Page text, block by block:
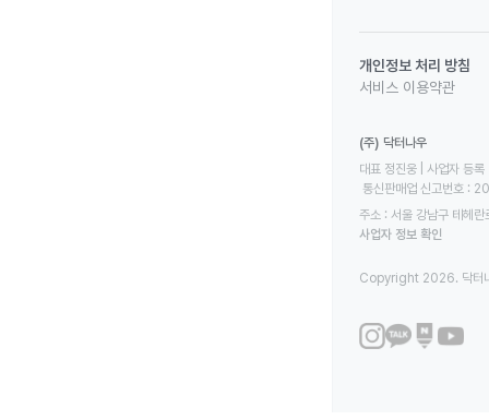
개인정보 처리 방침
서비스 이용약관
(주) 닥터나우
대표 정진웅 | 사업자
통신판매업 신고번호
주소 : 서울 강남구 테헤
사업자 정보 확인
Copyright 2026. 닥터